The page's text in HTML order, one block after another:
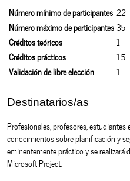
Número mínimo de participantes 22
Número máximo de participantes 35
Créditos teóricos
1
Créditos prácticos
1.5
Validación de libre elección
1
Destinatarios/as
Profesionales, profesores,
conocimientos sobre planificación y
eminentemente práctico y se realizará
Microsoft Project.